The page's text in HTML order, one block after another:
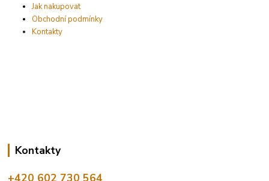
Jak nakupovat
Obchodní podmínky
Kontakty
Kontakty
+420 602 730 564